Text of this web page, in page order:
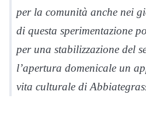
per la comunità anche nei
di questa sperimentazione
per una stabilizzazione del
l’apertura domenicale un
vita culturale di